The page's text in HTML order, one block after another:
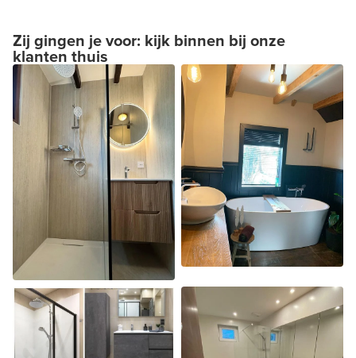
Zij gingen je voor: kijk binnen bij onze
klanten thuis